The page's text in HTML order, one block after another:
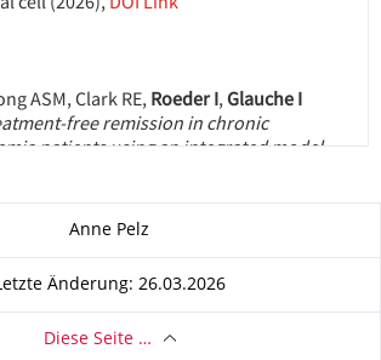
Anne Pelz
Letzte Änderung: 26.03.2026
Diese Seite …